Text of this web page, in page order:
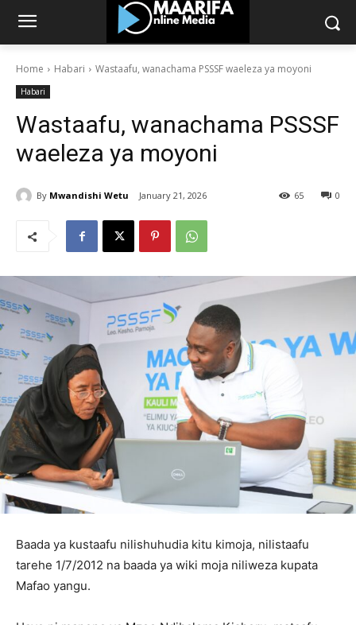
Home Habari Wastaafu, wanachama PSSSF waeleza ya moyoni
Habari
Wastaafu, wanachama PSSSF
waeleza ya moyoni
By Mwandishi Wetu January 21, 2026 0
65
Baada ya kustaafu nilishuhudia kitu kimoja, nilistaafu
tarehe 1/7/2012 na baada ya wiki moja niliweza kupata
Mafao yangu.